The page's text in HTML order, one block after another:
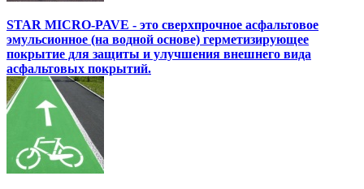
STAR MICRO-PAVE - это сверхпрочное асфальтовое
эмульсионное (на водной основе) герметизирующее
покрытие для защиты и улучшения внешнего вида
асфальтовых покрытий.